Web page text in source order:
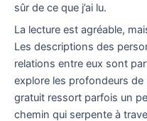
sûr de ce que j’ai lu.
La lecture est agréable,
Les descriptions des
relations entre eux sont
explore les profondeurs de
gratuit ressort parfois un
chemin qui serpente à